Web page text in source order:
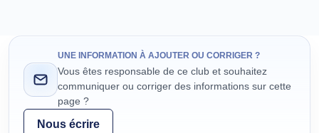
UNE INFORMATION À AJOUTER OU CORRIGER ?
Vous êtes responsable de ce club et souhaitez
communiquer ou corriger des informations sur cette
page ?
Nous écrire